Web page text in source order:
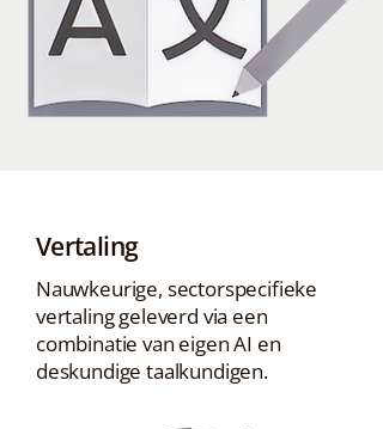
Vertaling
Nauwkeurige, sectorspecifieke
vertaling geleverd via een
combinatie van eigen AI en
deskundige taalkundigen.